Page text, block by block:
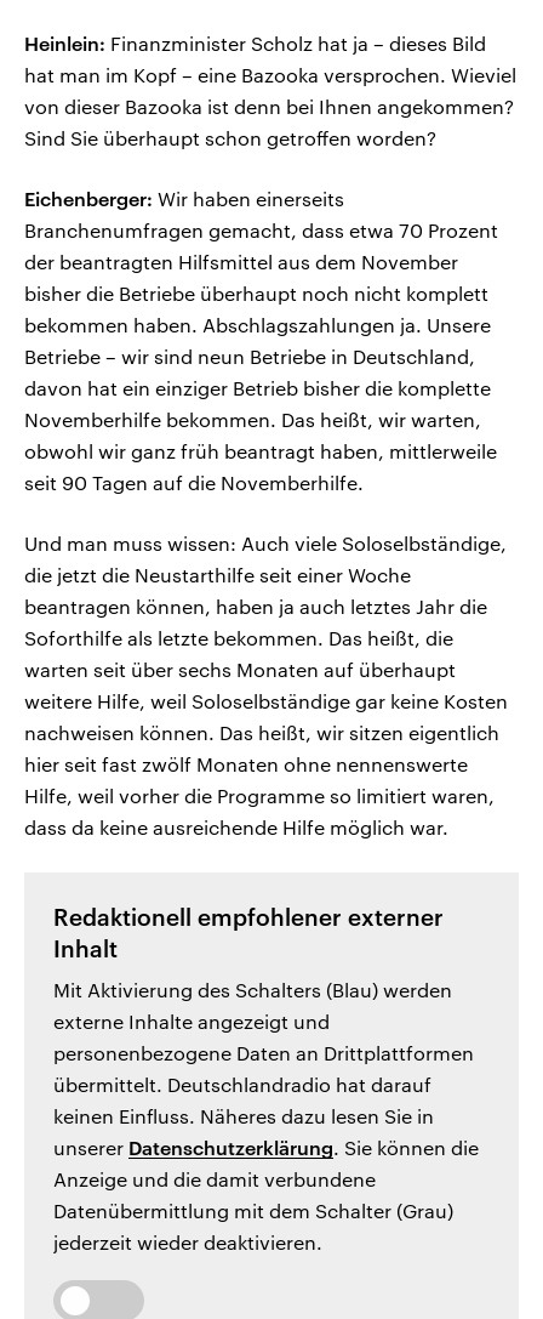
Heinlein: Finanzminister Scholz hat ja – dieses Bild
hat man im Kopf – eine Bazooka versprochen. Wieviel
von dieser Bazooka ist denn bei Ihnen angekommen?
Sind Sie überhaupt schon getroffen worden?
Eichenberger: Wir haben einerseits
Branchenumfragen gemacht, dass etwa 70 Prozent
der beantragten Hilfsmittel aus dem November
bisher die Betriebe überhaupt noch nicht komplett
bekommen haben. Abschlagszahlungen ja. Unsere
Betriebe – wir sind neun Betriebe in Deutschland,
davon hat ein einziger Betrieb bisher die komplette
Novemberhilfe bekommen. Das heißt, wir warten,
obwohl wir ganz früh beantragt haben, mittlerweile
seit 90 Tagen auf die Novemberhilfe.
Und man muss wissen: Auch viele Soloselbständige,
die jetzt die Neustarthilfe seit einer Woche
beantragen können, haben ja auch letztes Jahr die
Soforthilfe als letzte bekommen. Das heißt, die
warten seit über sechs Monaten auf überhaupt
weitere Hilfe, weil Soloselbständige gar keine Kosten
nachweisen können. Das heißt, wir sitzen eigentlich
hier seit fast zwölf Monaten ohne nennenswerte
Hilfe, weil vorher die Programme so limitiert waren,
dass da keine ausreichende Hilfe möglich war.
Redaktionell empfohlener externer
Inhalt
Mit Aktivierung des Schalters (Blau) werden
externe Inhalte angezeigt und
personenbezogene Daten an Drittplattformen
übermittelt. Deutschlandradio hat darauf
keinen Einfluss. Näheres dazu lesen Sie in
unserer Datenschutzerklärung. Sie können die
Anzeige und die damit verbundene
Datenübermittlung mit dem Schalter (Grau)
jederzeit wieder deaktivieren.